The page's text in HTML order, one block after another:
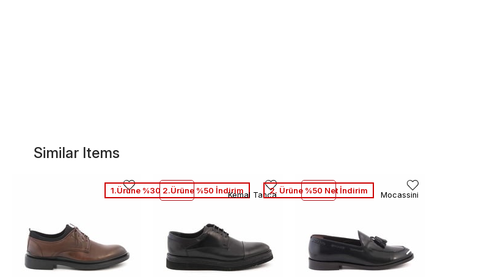
Similar Items
1.Ürüne %30 2.Ürüne %50 İndirimKemal Tanca2. Ürüne %50 Net İndirim Mocassini